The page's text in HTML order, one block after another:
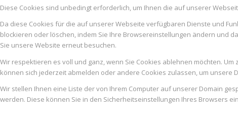
Diese Cookies sind unbedingt erforderlich, um Ihnen die auf unserer
Da diese Cookies für die auf unserer Webseite verfügbaren Dienste und
blockieren oder löschen, indem Sie Ihre Browsereinstellungen ändern und
Sie unsere Website erneut besuchen.
Wir respektieren es voll und ganz, wenn Sie Cookies ablehnen möchten.
können sich jederzeit abmelden oder andere Cookies zulassen, um
Wir stellen Ihnen eine Liste der von Ihrem Computer auf unserer Domain
werden. Diese können Sie in den Sicherheitseinstellungen Ihres Browsers